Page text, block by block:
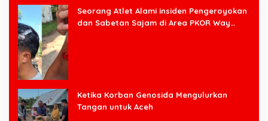
Seorang Atlet Alami insiden Pengeroyokan
dan Sabetan Sajam di Area PKOR Way
Ketika Korban Genosida Mengulurkan
Tangan untuk Aceh